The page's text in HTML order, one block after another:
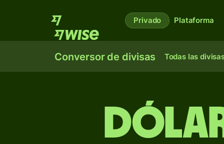
Privado Plataforma
Conversor de divisas Todas las